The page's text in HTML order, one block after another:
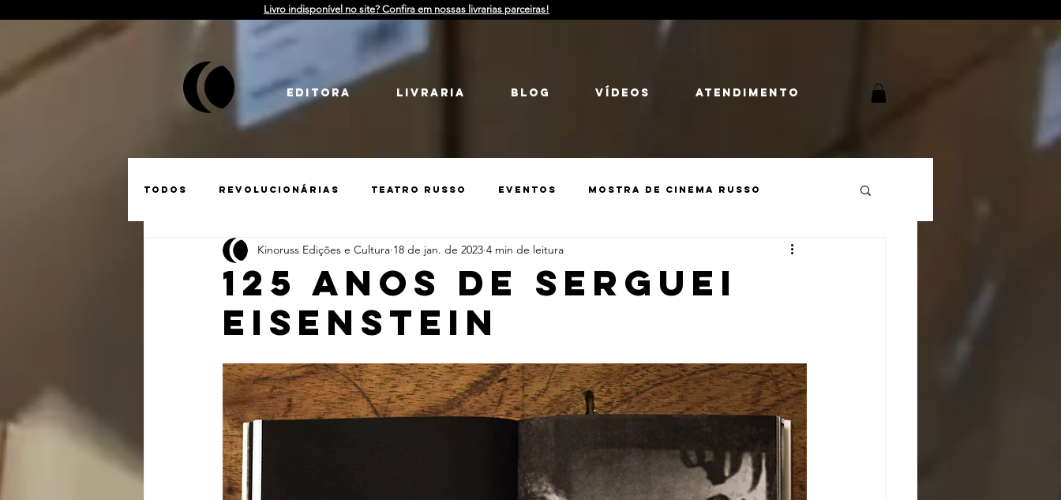
Livro indisponível no site? Confira em nossas livrarias parceiras!
EDITORA LIVRARIA Blog Vídeos atendimento
Todos Revolucionárias Teatro Russo Eventos Mostra de Cinema Russo
Matérias Tarkóvski Guerra Catarse História da Rússia Cultura Russa
Guerra na Ucrânia Street Art Catarse
nacionalismo autonomia dos povos Dovjenko
125 ANOS DE SERGUEI
EISENSTEIN
Kinoruss Edições e Cultura 18 de jan. de 2023 4 min de leitura